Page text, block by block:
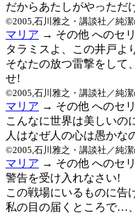
だからあたしがやっただ
©2005,石川雅之・講談社／純
マリア → その他 へのセ
タラミスよ、この井戸よ
そなたの放つ雷撃をして
せ!
©2005,石川雅之・講談社／純
マリア → その他 へのセ
こんなに世界は美しいの
人はなぜ人の心は愚かな
©2005,石川雅之・講談社／純
マリア → その他 へのセ
警告を受け入れなさい!
この戦場にいるものに告
私の目の届くところで…